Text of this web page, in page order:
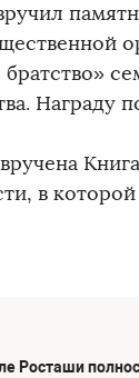
Награду
в
Росташи